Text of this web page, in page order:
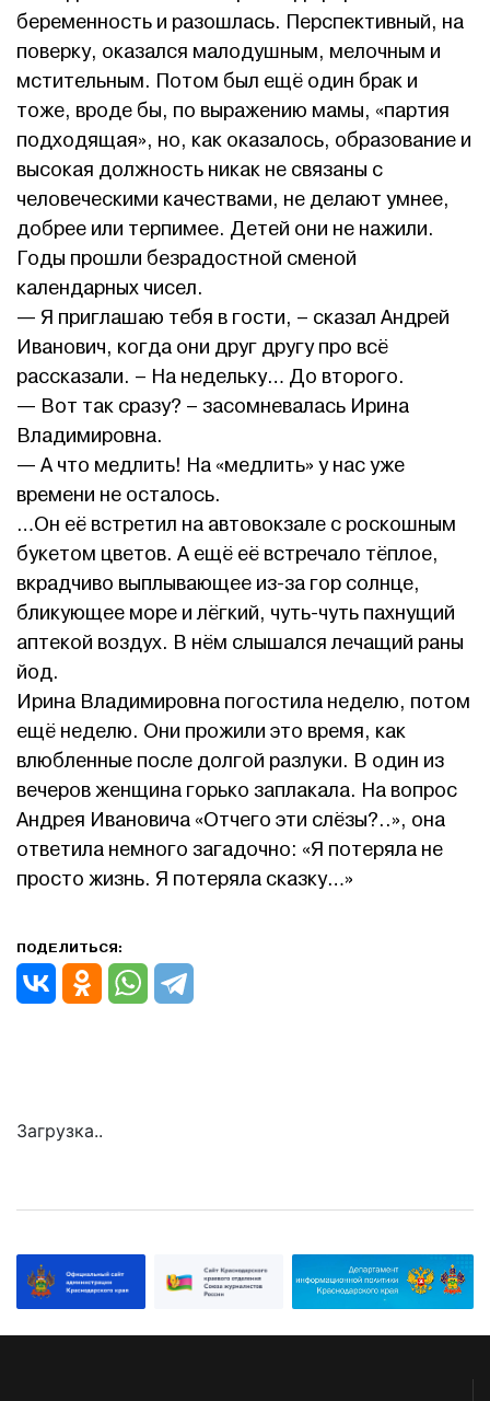
беременность и разошлась. Перспективный, на
поверку, оказался малодушным, мелочным и
мстительным. Потом был ещё один брак и
тоже, вроде бы, по выражению мамы, «партия
подходящая», но, как оказалось, образование и
высокая должность никак не связаны с
человеческими качествами, не делают умнее,
добрее или терпимее. Детей они не нажили.
Годы прошли безрадостной сменой
календарных чисел.
— Я приглашаю тебя в гости, – сказал Андрей
Иванович, когда они друг другу про всё
рассказали. – На недельку… До второго.
— Вот так сразу? – засомневалась Ирина
Владимировна.
— А что медлить! На «медлить» у нас уже
времени не осталось.
…Он её встретил на автовокзале с роскошным
букетом цветов. А ещё её встречало тёплое,
вкрадчиво выплывающее из-за гор солнце,
бликующее море и лёгкий, чуть-чуть пахнущий
аптекой воздух. В нём слышался лечащий раны
йод.
Ирина Владимировна погостила неделю, потом
ещё неделю. Они прожили это время, как
влюбленные после долгой разлуки. В один из
вечеров женщина горько заплакала. На вопрос
Андрея Ивановича «Отчего эти слёзы?..», она
ответила немного загадочно: «Я потеряла не
просто жизнь. Я потеряла сказку…»
ПОДЕЛИТЬСЯ:
Загрузка..